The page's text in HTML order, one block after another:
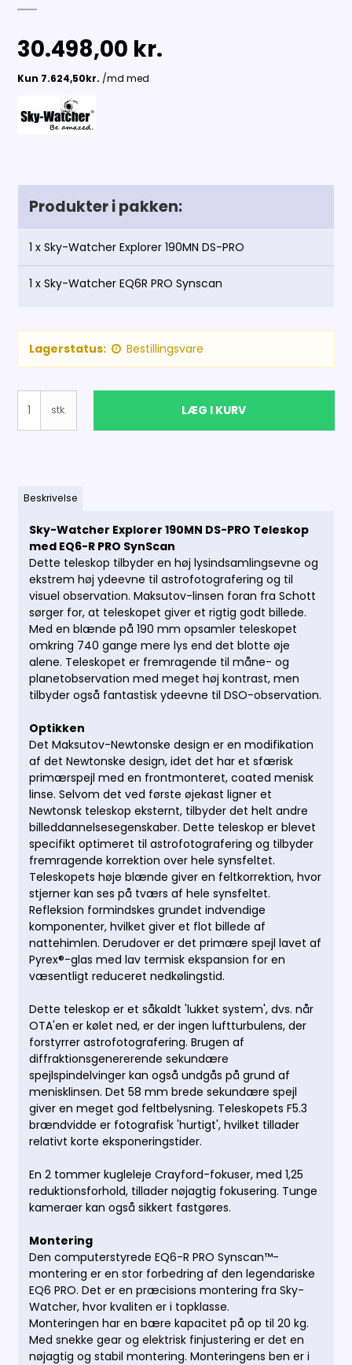
30.498,00 kr.
Produkter i pakken:
1 x Sky-Watcher Explorer 190MN DS-PRO
1 x Sky-Watcher EQ6R PRO Synscan
Lagerstatus: Bestillingsvare
stk. LÆG I KURV
Beskrivelse
Sky-Watcher Explorer 190MN DS-PRO Teleskop
med EQ6-R PRO SynScan
Dette teleskop tilbyder en høj lysindsamlingsevne og
ekstrem høj ydeevne til astrofotografering og til
visuel observation. Maksutov-linsen foran fra Schott
sørger for, at teleskopet giver et rigtig godt billede.
Med en blænde på 190 mm opsamler teleskopet
omkring 740 gange mere lys end det blotte øje
alene. Teleskopet er fremragende til måne- og
planetobservation med meget høj kontrast, men
tilbyder også fantastisk ydeevne til DSO-observation.
Optikken
Det Maksutov-Newtonske design er en modifikation
af det Newtonske design, idet det har et sfærisk
primærspejl med en frontmonteret, coated menisk
linse. Selvom det ved første øjekast ligner et
Newtonsk teleskop eksternt, tilbyder det helt andre
billeddannelsesegenskaber. Dette teleskop er blevet
specifikt optimeret til astrofotografering og tilbyder
fremragende korrektion over hele synsfeltet.
Teleskopets høje blænde giver en feltkorrektion, hvor
stjerner kan ses på tværs af hele synsfeltet.
Refleksion formindskes grundet indvendige
komponenter, hvilket giver et flot billede af
nattehimlen.Derudover er det primære spejl lavet af
Pyrex®-glas med lav termisk ekspansion for en
væsentligt reduceret nedkølingstid.
Dette teleskop er et såkaldt 'lukket system', dvs. når
OTA'en er kølet ned, er der ingen luftturbulens, der
forstyrrer astrofotografering. Brugen af
diffraktionsgenererende sekundære
spejlspindelvinger kan også undgås på grund af
menisklinsen. Det 58 mm brede sekundære spejl
giver en meget god feltbelysning. Teleskopets F5.3
brændvidde er fotografisk 'hurtigt', hvilket tillader
relativt korte eksponeringstider.
En 2 tommer kugleleje Crayford-fokuser, med 1,25
reduktionsforhold, tillader nøjagtig fokusering. Tunge
kameraer kan også sikkert fastgøres.
Montering
Den computerstyrede EQ6-R PRO Synscan™-
montering er en stor forbedring af den legendariske
EQ6 PRO. Det er en præcisions montering fra Sky-
Watcher, hvor kvaliten er i topklasse.
Monteringen har en bære kapacitet på op til 20 kg.
Med snekke gear og elektrisk finjustering er det en
nøjagtig og stabil montering. Monteringens ben er i